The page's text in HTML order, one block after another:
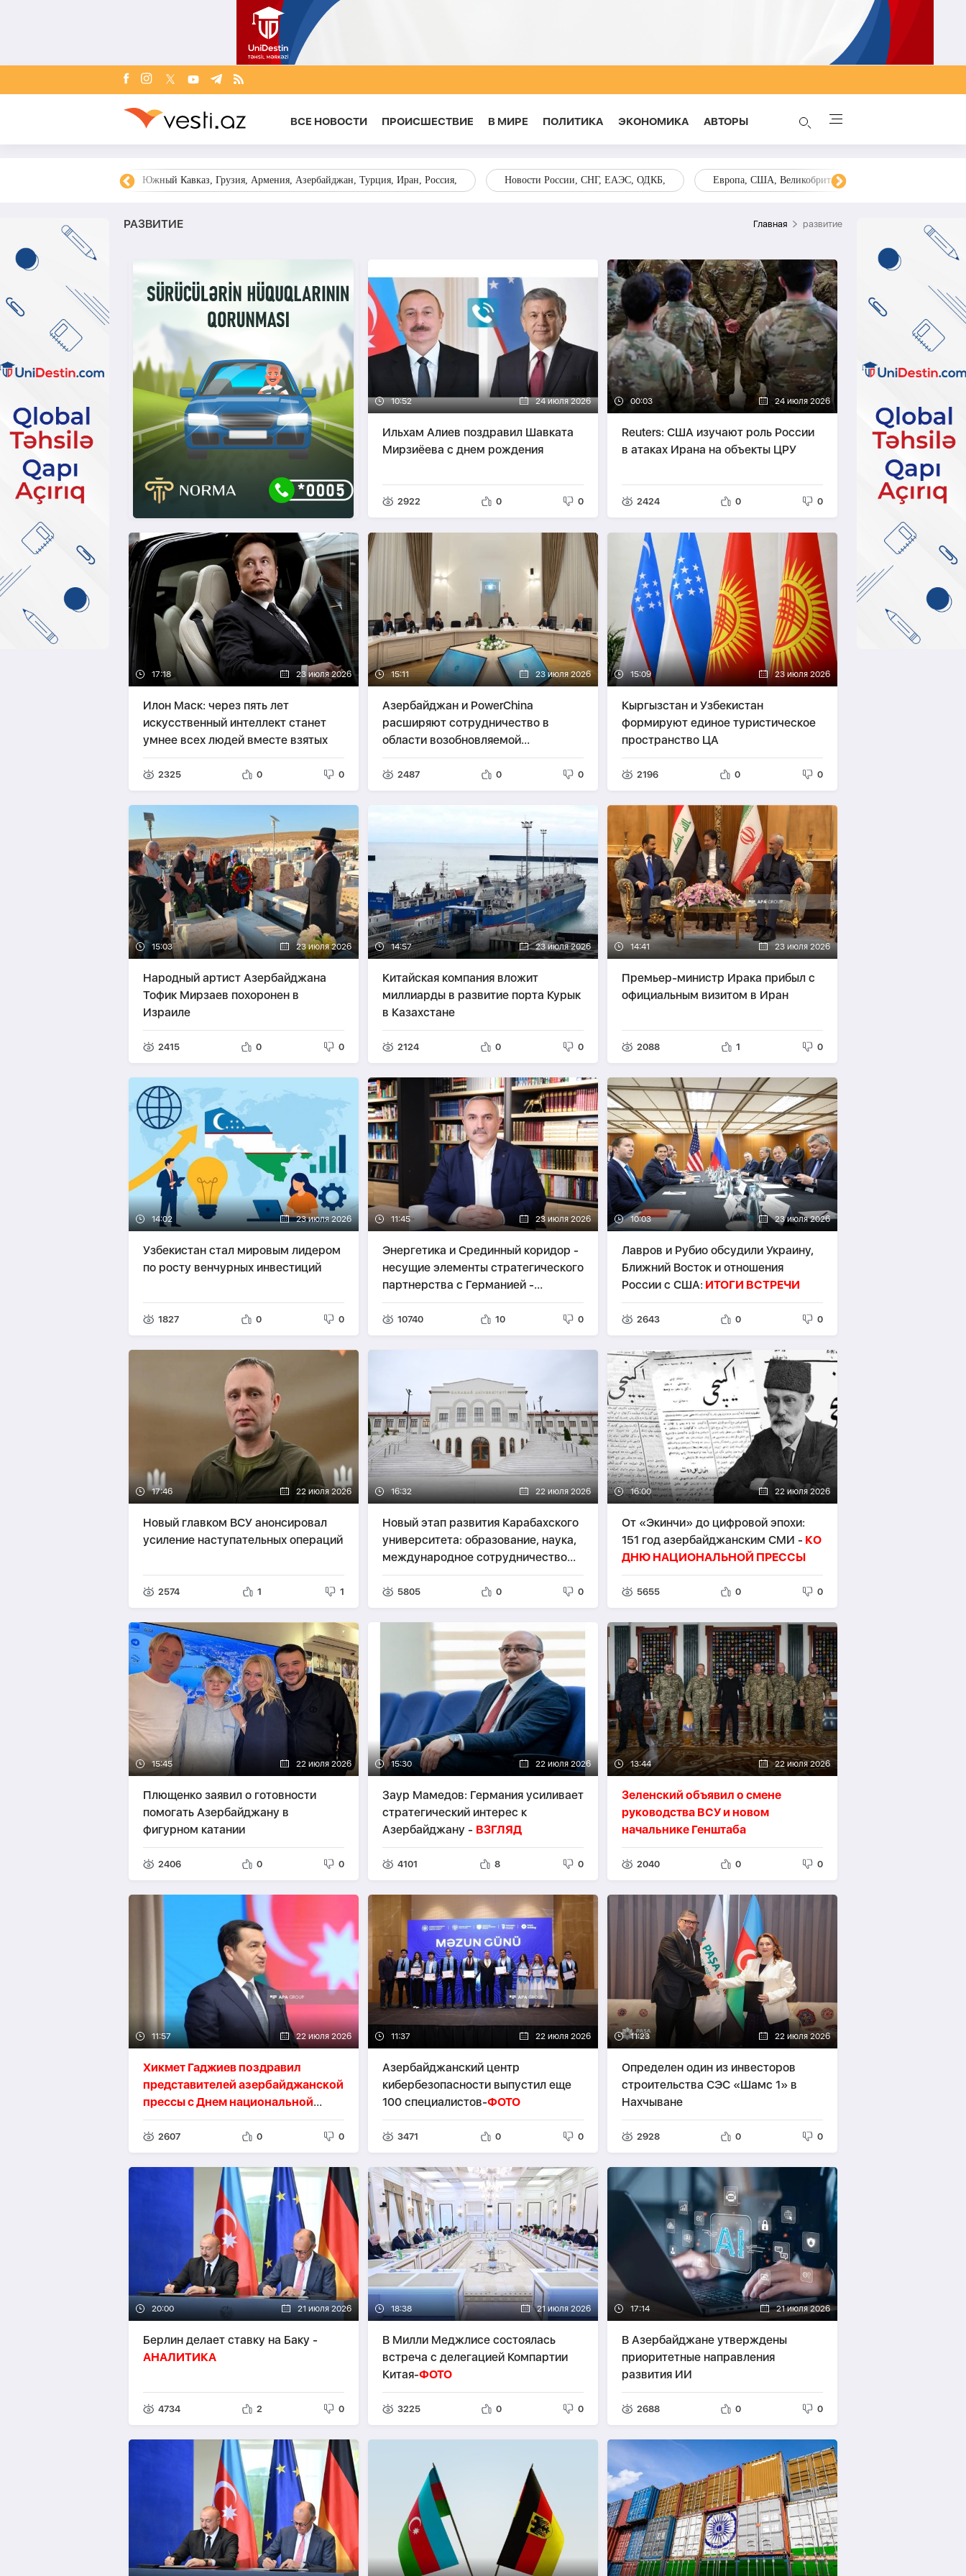
ВСЕ НОВОСТИ ПРОИСШЕСТВИЕ В МИРЕ ПОЛИТИКА ЭКОНОМИКА AВТОРЫ
Южный Кавказ, Грузия, Армения, Азербайджан, Турция, Иран, Россия, Новости России, СНГ, ЕАЭС, ОДКБ, Европа, США, Великобритания, Украина, Запад,
РАЗВИТИЕ Главная развитие
10:52 24 июля 2026
Ильхам Алиев поздравил Шавката
Мирзиёева с днем рождения
2922 0 0
00:03 24 июля 2026
Reuters: США изучают роль России
в атаках Ирана на объекты ЦРУ
2424 0 0
17:18 23 июля 2026
Илон Маск: через пять лет
искусственный интеллект станет
умнее всех людей вместе взятых
2325 0 0
15:11 23 июля 2026
Азербайджан и PowerChina
расширяют сотрудничество в
области возобновляемой
энергетики
2487 0 0
15:09 23 июля 2026
Кыргызстан и Узбекистан
формируют единое туристическое
пространство ЦА
2196 0 0
15:03 23 июля 2026
Народный артист Азербайджана
Тофик Мирзаев похоронен в
Израиле
2415 0 0
14:57 23 июля 2026
Китайская компания вложит
миллиарды в развитие порта Курык
в Казахстане
2124 0 0
14:41 23 июля 2026
Премьер-министр Ирака прибыл с
официальным визитом в Иран
2088 1 0
14:02 23 июля 2026
Узбекистан стал мировым лидером
по росту венчурных инвестиций
1827 0 0
11:45 23 июля 2026
Энергетика и Срединный коридор -
несущие элементы стратегического
партнерства с Германией -
ИНТЕРВЬЮ С ДЕПУТАТОМ
10740 10 0
10:03 23 июля 2026
Лавров и Рубио обсудили Украину,
Ближний Восток и отношения
России с США: ИТОГИ ВСТРЕЧИ
2643 0 0
17:46 22 июля 2026
Новый главком ВСУ анонсировал
усиление наступательных операций
2574 1 1
16:32 22 июля 2026
Новый этап развития Карабахского
университета: образование, наука,
международное сотрудничество
-ФОТО
5805 0 0
16:00 22 июля 2026
От «Экинчи» до цифровой эпохи:
151 год азербайджанским СМИ - КО
ДНЮ НАЦИОНАЛЬНОЙ ПРЕССЫ
5655 0 0
15:45 22 июля 2026
Плющенко заявил о готовности
помогать Азербайджану в
фигурном катании
2406 0 0
15:30 22 июля 2026
Заур Мамедов: Германия усиливает
стратегический интерес к
Азербайджану - ВЗГЛЯД
4101 8 0
13:44 22 июля 2026
Зеленский объявил о смене
руководства ВСУ и новом
начальнике Генштаба
2040 0 0
11:57 22 июля 2026
Хикмет Гаджиев поздравил
представителей азербайджанской
прессы с Днем национальной
печати-ВИДЕО
2607 0 0
11:37 22 июля 2026
Азербайджанский центр
кибербезопасности выпустил еще
100 специалистов-ФОТО
3471 0 0
11:23 22 июля 2026
Определен один из инвесторов
строительства СЭС «Шамс 1» в
Нахчыване
2928 0 0
20:00 21 июля 2026
Берлин делает ставку на Баку -
АНАЛИТИКА
4734 2 0
18:38 21 июля 2026
В Милли Меджлисе состоялась
встреча с делегацией Компартии
Китая-ФОТО
3225 0 0
17:14 21 июля 2026
В Азербайджане утверждены
приоритетные направления
развития ИИ
2688 0 0